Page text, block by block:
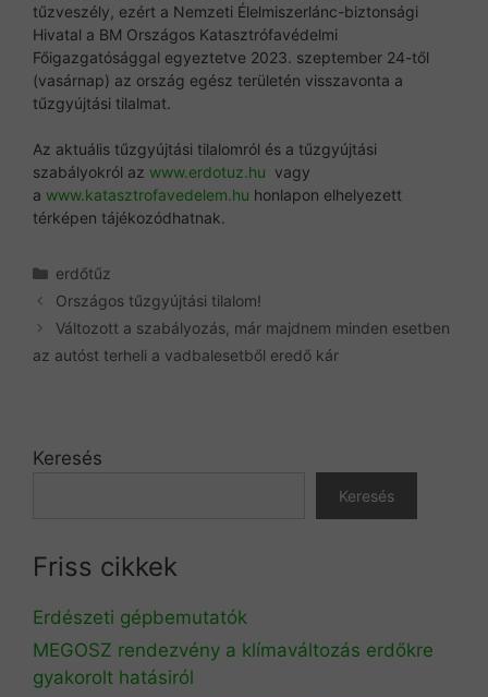
tűzveszély, ezért a Nemzeti Élelmiszerlánc-biztonsági
Hivatal a BM Országos Katasztrófavédelmi
Főigazgatósággal egyeztetve 2023. szeptember 24-től
(vasárnap) az ország egész területén visszavonta a
tűzgyújtási tilalmat.
Az aktuális tűzgyújtási tilalomról és a tűzgyújtási
szabályokról az www.erdotuz.hu vagy
a www.katasztrofavedelem.hu honlapon elhelyezett
térképen tájékozódhatnak.
Kategória
erdőtűz
Országos tűzgyújtási tilalom!
Változott a szabályozás, már majdnem minden esetben
az autóst terheli a vadbalesetből eredő kár
Keresés
Keresés
Friss cikkek
Erdészeti gépbemutatók
MEGOSZ rendezvény a klímaváltozás erdőkre
gyakorolt hatásiról